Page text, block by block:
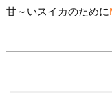
甘～いスイカのために